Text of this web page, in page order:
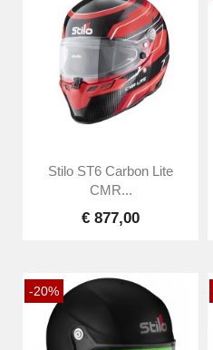
Stilo ST6 Carbon Lite
CMR...
€ 877,00
-20%